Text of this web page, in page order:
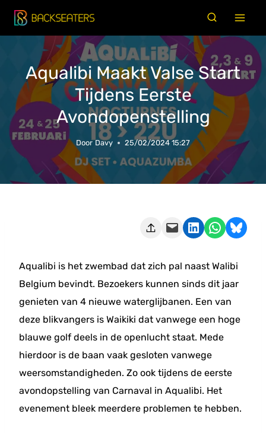
Doorgaan
naar
Aqualibi Maakt Valse Start
Tijdens Eerste
Avondopenstelling
Door Davy 25/02/2024 15:27
Deze pagina e-mailen Delen op LinkedIn Delen via WhatsApp Share on Bluesky
Aqualibi is het zwembad dat zich pal naast Walibi
Belgium bevindt. Bezoekers kunnen sinds dit jaar
genieten van 4 nieuwe waterglijbanen. Een van
deze blikvangers is Waikiki dat vanwege een hoge
blauwe golf deels in de openlucht staat. Mede
hierdoor is de baan vaak gesloten vanwege
weersomstandigheden. Zo ook tijdens de eerste
avondopstelling van Carnaval in Aqualibi. Het
evenement bleek meerdere problemen te hebben.